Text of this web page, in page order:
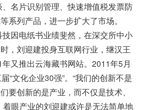
、名片识别管理、快速增值税发票防
系列产品，进一步扩大了市场。
因电纸书业绩斐然，在深交所中小
，刘迎建投身互联网行业，继汉王
又推出云海藏书网站。2011年5月
“文化企业30强”。“我们的创新不是
要创新的是产业，而不仅是技术、
着眼产业的刘迎建或许是无法简单地